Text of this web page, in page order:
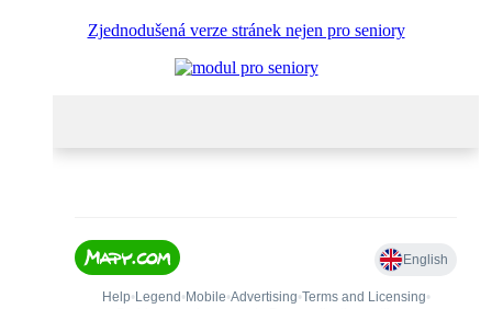
Zjednodušená verze stránek nejen pro seniory